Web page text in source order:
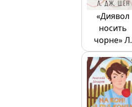
«Диявол
носить
чорне» Л.
Дж. Шен